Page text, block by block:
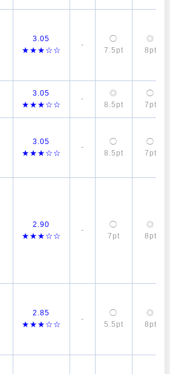
3.05
★★★☆☆
-
◯
7.5pt
◎
8pt
3.05
★★★☆☆
-
◎
8.5pt
◯
7pt
3.05
★★★☆☆
-
◯
8.5pt
◯
7pt
2.90
★★★☆☆
-
◯
7pt
◎
8pt
2.85
★★★☆☆
-
◯
5.5pt
◎
8pt